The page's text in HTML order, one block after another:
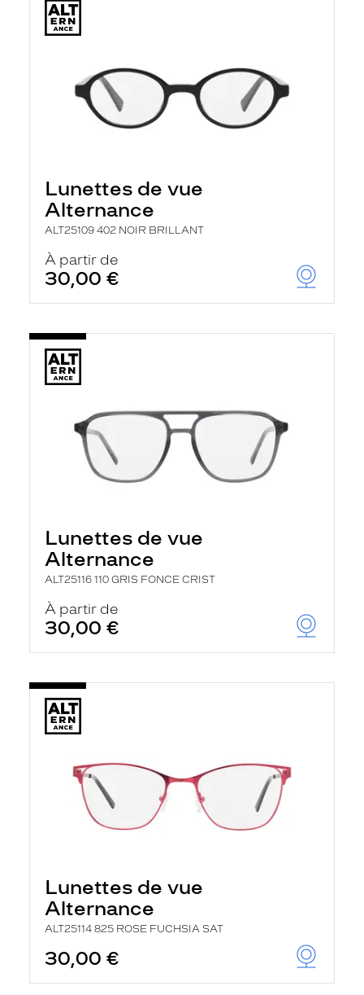
Lunettes de vue
Alternance
ALT25109 402 NOIR BRILLANT
À partir de
30,00 €
Lunettes de vue
Alternance
ALT25116 110 GRIS FONCE CRIST
À partir de
30,00 €
Lunettes de vue
Alternance
ALT25114 825 ROSE FUCHSIA SAT
30,00 €